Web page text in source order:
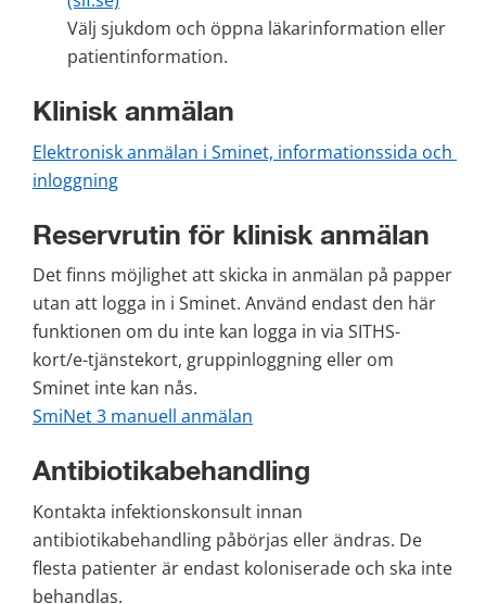
Välj sjukdom och öppna läkarinformation eller
patientinformation.
Klinisk anmälan
Elektronisk anmälan i Sminet, informationssida och
inloggning
Reservrutin för klinisk anmälan
Det finns möjlighet att skicka in anmälan på papper
utan att logga in i Sminet. Använd endast den här
funktionen om du inte kan logga in via SITHS-
kort/e-tjänste­kort, gruppinloggning eller om
Sminet inte kan nås.
SmiNet 3 manuell anmälan
Antibiotikabehandling
Kontakta infektionskonsult innan
antibiotikabehandling påbörjas eller ändras. De
flesta patienter är endast koloniserade och ska inte
behandlas.